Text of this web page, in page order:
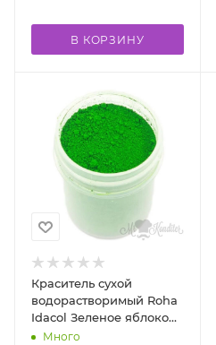
В КОРЗИНУ
Краситель сухой
водорастворимый Roha
Idacol Зеленое яблоко
FCF R100 500 гр
Много